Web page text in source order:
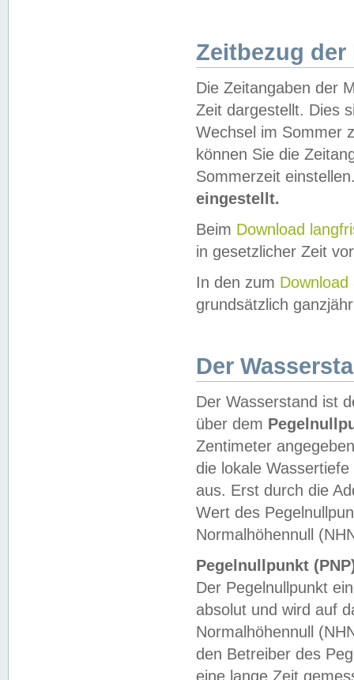
Zeitbezug der
Die Zeitangaben der
Zeit dargestellt. Dies
Wechsel im Sommer
können Sie die
Sommerzeit
eingestellt.
Beim Download
in gesetzlicher Zeit
In den zum Download
grundsätzlich
Der
Der Wasserstand ist
über dem
Zentimeter
die lokale
aus. Erst durch die
Wert des
Normalhöhennull
Pegelnullpunkt
Der Pegelnullpunkt
absolut und wird auf
Normalhöhennull
den Betreiber des
eine lange Zeit